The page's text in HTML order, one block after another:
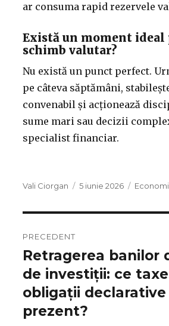
ar consuma rapid rezervele
Există un moment
schimb valutar?
Nu există un punct perfect.
pe câteva săptămâni,
convenabil și acționează
sume mari sau decizii
specialist financiar.
Autor
Vali Ciorgan
Publicat
5 iunie 2026
PRECEDENT
Articolul
anterior:
Retragerea banilor
de investiții: ce
obligații declarative
prezent?